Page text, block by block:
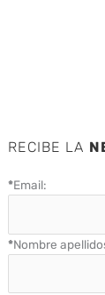
RECIBE LA
*Email:
*Nombre